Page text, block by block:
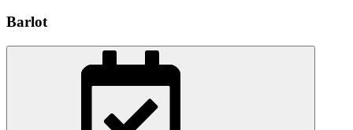
Barlot